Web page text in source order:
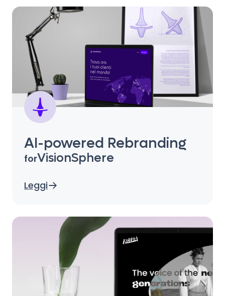
AI-powered Rebranding
forVisionSphere
Leggi